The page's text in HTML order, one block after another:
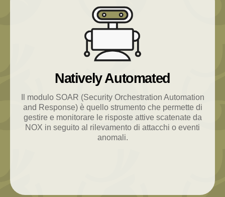
Natively Automated
Il modulo SOAR (Security Orchestration Automation
and Response) è quello strumento che permette di
gestire e monitorare le risposte attive scatenate da
NOX in seguito al rilevamento di attacchi o eventi
anomali.